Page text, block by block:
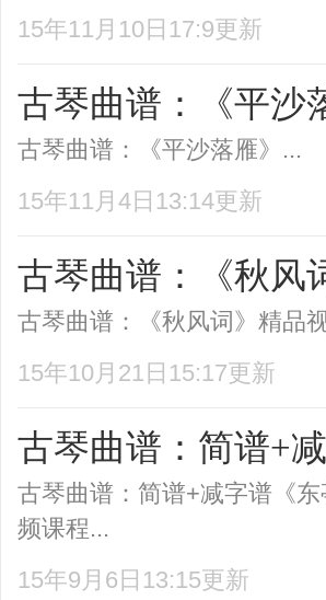
15年11月10日17:9更新
古琴曲谱：《平沙
古琴曲谱：《平沙落雁》...
15年11月4日13:14更新
古琴曲谱：《秋风
古琴曲谱：《秋风词》精品
15年10月21日15:17更新
古琴曲谱：简谱+
古琴曲谱：简谱+减字谱《
频课程...
15年9月6日13:15更新